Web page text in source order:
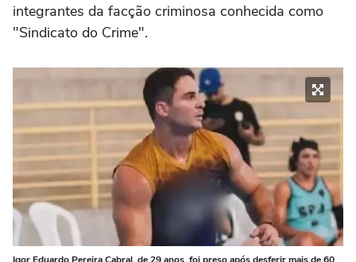
integrantes da facção criminosa conhecida como
"Sindicato do Crime".